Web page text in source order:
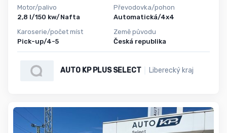
Motor/palivo
2,8 l/150 kw/Nafta
Karoserie/počet míst
Pick-up/4-5
Převodovka/pohon
Automatická/4x4
Země původu
Česká republika
AUTO KP PLUS SELECT Liberecký kraj